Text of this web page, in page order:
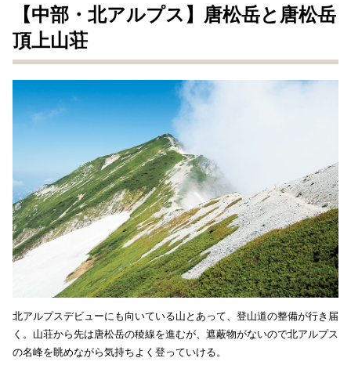
【中部・北アルプス】唐松岳と唐松岳
頂上山荘
北アルプスデビューにも向いている山とあって、登山道の整備が行き届
く。山荘から先は唐松岳の稜線を進むが、遮蔽物がないので北アルプス
の名峰を眺めながら気持ちよく登っていける。